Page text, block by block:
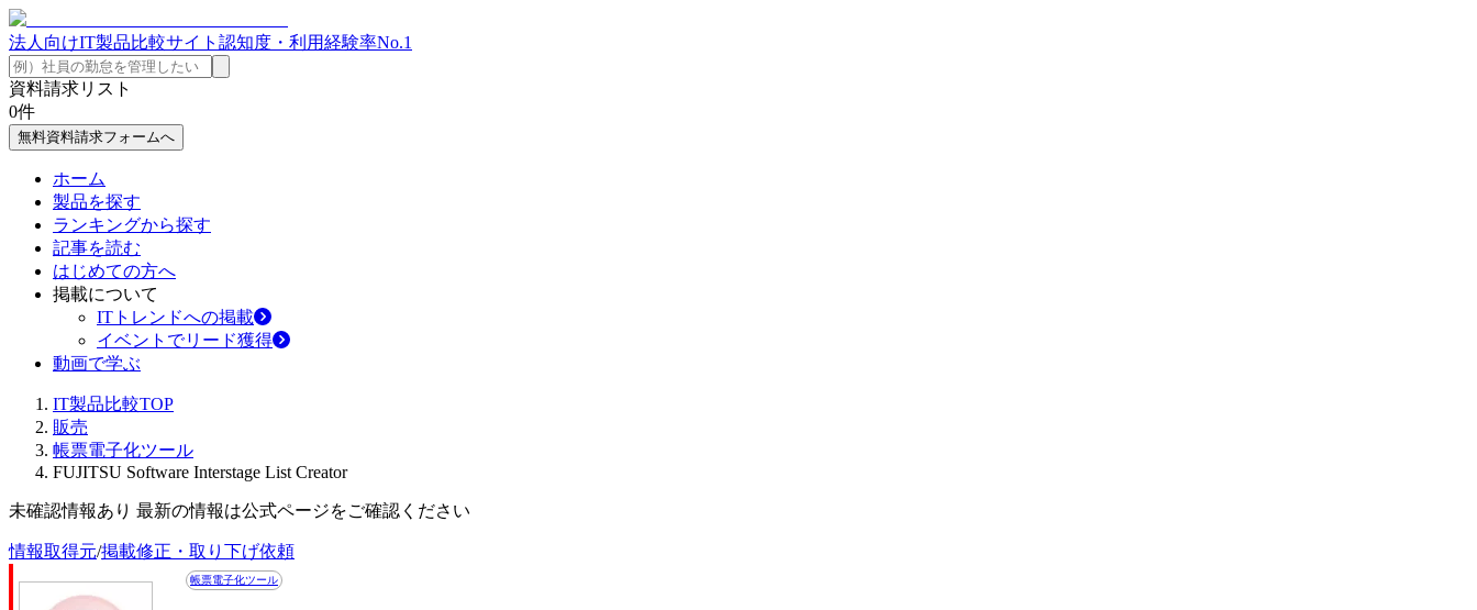
法人向けIT製品比較サイト 認知度・利用経験率No.1
資料請求リスト
0件
無料資料請求フォームへ
ホーム
製品を探す
ランキングから探す
記事を読む
はじめての方へ
掲載について
ITトレンドへの掲載
イベントでリード獲得
動画で学ぶ
IT製品比較TOP
販売
帳票電子化ツール
FUJITSU Software Interstage List Creator
未確認情報あり 最新の情報は公式ページをご確認ください
情報取得元/掲載修正・取り下げ依頼
帳票電子化ツール